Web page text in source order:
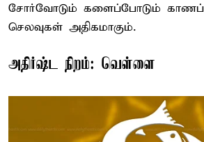
சோர்வோடும் களைப்போடும்
செலவுகள் அதிகமாகும்.
அதிர்ஷ்ட நிறம்: வெள்ளை